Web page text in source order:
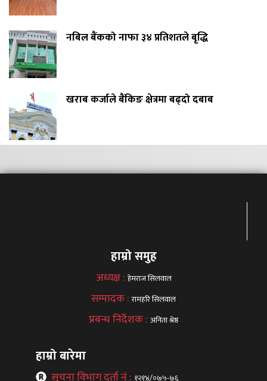
नबिल बैंकको नाफा ३४ प्रतिशतले बृद्धि
खराब कर्जाले बैंकिङ क्षेत्रमा बढ्दो दबाब
हाम्रो समुह
अध्यक्ष : हेमराज सिलवाल
सम्पादक :रामहरि सिलवाल
प्रबन्ध निर्देशक : अनिता श्रेष्ठ
हाम्रो बारेमा
१२१४/०७५-७६